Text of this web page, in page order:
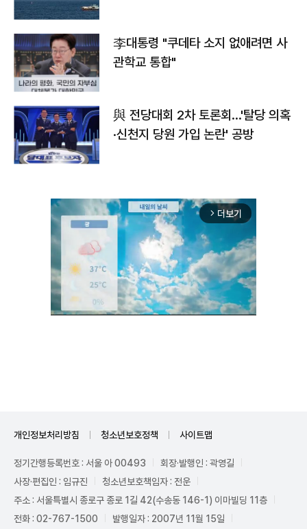
李대통령 "쿠데타 소지 없애려면 사
관학교 통합"
與 전당대회 2차 토론회…'탈당 의혹
·신천지 당원 가입 논란' 공방
arrow_forward_ios 더보기
개인정보처리방침 청소년보호정책 사이트맵
정기간행등록번호 : 서울 아 00493
회장·발행인 : 곽영길
사장·편집인 : 임규진
청소년보호책임자 : 전운
주소 : 서울특별시 종로구 종로 1길 42(수송동 146-1) 이마빌딩 11층
전화 : 02-767-1500
발행일자 : 2007년 11월 15일